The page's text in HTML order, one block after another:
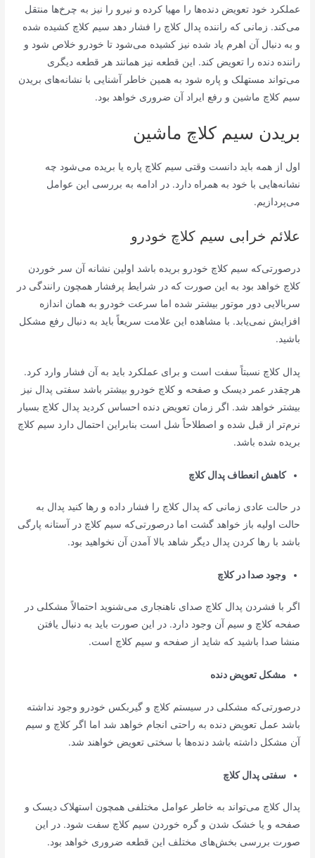
عملکرد خود تعویض دنده‌ها را مهیا کرده و نیرو را نیز به چرخ‌ها منتقل
می‌کند. زمانی که راننده پدال کلاچ را فشار دهد سیم کلاچ کشیده شده
و به دنبال آن اهرم یاد شده نیز کشیده می‌شود تا خودرو خلاص شود و
راننده دنده را تعویض کند. این قطعه نیز همانند هر قطعه دیگری
می‌تواند مستهلک و پاره شود به همین خاطر آشنایی با نشانه‌های بریدن
سیم کلاچ ماشین و رفع ایراد آن ضروری خواهد بود.
بریدن سیم کلاچ ماشین
اول از همه باید دانست وقتی سیم کلاچ پاره یا بریده می‌شود چه
نشانه‌هایی با خود به همراه دارد. در ادامه به بررسی این عوامل
می‌پردازیم.
علائم خرابی سیم کلاچ خودرو
درصورتی‌که سیم کلاچ خودرو بریده باشد اولین نشانه آن سر خوردن
کلاچ خواهد بود به این صورت که در شرایط پرفشار همچون رانندگی در
سربالایی دور موتور بیشتر شده اما سرعت خودرو به همان اندازه
افزایش نمی‌یابد. با مشاهده این علامت سریعاً باید به دنبال رفع مشکل
باشید.
پدال کلاچ نسبتاً سفت است و برای عملکرد باید به آن فشار وارد کرد.
هرچقدر عمر دیسک و صفحه و کلاچ خودرو بیشتر باشد سفتی پدال نیز
بیشتر خواهد شد. اگر زمان تعویض دنده احساس کردید پدال کلاچ بسیار
نرم‌تر از قبل شده و اصطلاحاً شل است بنابراین احتمال دارد سیم کلاچ
بریده شده باشد.
کاهش انعطاف پدال کلاچ
در حالت عادی زمانی که پدال کلاچ را فشار داده و رها کنید پدال به
حالت اولیه باز خواهد گشت اما درصورتی‌که سیم کلاچ در آستانه پارگی
باشد با رها کردن پدال دیگر شاهد بالا آمدن آن نخواهید بود.
وجود صدا در کلاچ
اگر با فشردن پدال کلاچ صدای ناهنجاری می‌شنوید احتمالاً مشکلی در
صفحه کلاچ و سیم آن وجود دارد. در این صورت باید به دنبال یافتن
منشا صدا باشید که شاید از صفحه و سیم کلاچ است.
مشکل تعویض دنده
درصورتی‌که مشکلی در سیستم کلاچ و گیربکس خودرو وجود نداشته
باشد عمل تعویض دنده به راحتی انجام خواهد شد اما اگر کلاچ و سیم
آن مشکل داشته باشد دنده‌ها با سختی تعویض خواهند شد.
سفتی پدال کلاچ
پدال کلاچ می‌تواند به خاطر عوامل مختلفی همچون استهلاک دیسک و
صفحه و یا خشک شدن و گره خوردن سیم کلاچ سفت شود. در این
صورت بررسی بخش‌های مختلف این قطعه ضروری خواهد بود.